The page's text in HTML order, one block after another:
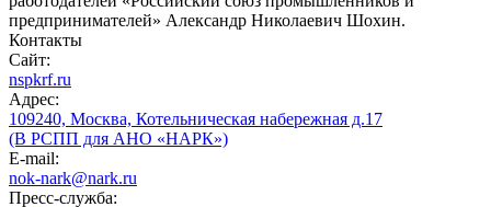
предпринимателей» Александр Николаевич Шохин.
Контакты
Сайт:
nspkrf.ru
Адрес:
109240, Москва, Котельническая набережная д.17
(В РСПП для АНО «НАРК»)
E-mail:
nok-nark@nark.ru
Пресс-служба: